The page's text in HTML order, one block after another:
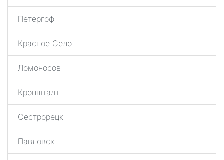
Петергоф
Красное Село
Ломоносов
Кронштадт
Сестрорецк
Павловск